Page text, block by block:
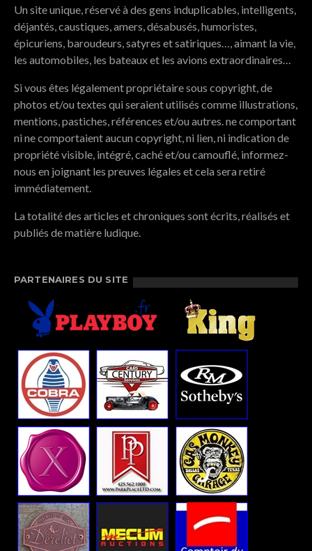
Un site unique, réservé à des gens induplicables, intelligents,
déjantés, caustiques, amers, désabusés, humoristes,
épicuriens, baroudeurs, satyres et satiriques…, aimant la vie,
les automobiles, les bateaux et les avions extraordinaires…
Si vous êtes légalement propriétaire sous copyright, de
photos et/ou textes qui seraient utilisés comme illustrations,
mentions, pastiches, références et/ou autres. ne comportant
ni ne comportaient aucun copyright, ni lien, ni indication de
propriété visible, intégré, caché et/ou camouflé, informez-
nous en joignant les preuves légales et cela sera retiré
immédiatement.
La totalité des articles et chroniques sont écrits, réalisés et
publiés de matière ludique.
PARTENAIRES DU SITE